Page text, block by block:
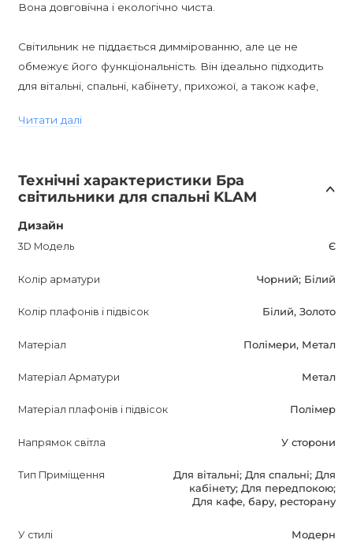
Вона довговічна і екологічно чиста.
Світильник не піддається диммірованню, але це не
обмежує його функціональність. Він ідеально підходить
для вітальні, спальні, кабінету, прихожої, а також кафе,
і стилю Модерн, він чудово виглядатиме в будь-якому
KLAM Бра постачається з включеними лампами, що
робить його повністю готовим до використання. Крім
того, продукт постачається з гарантією на 12 місяців, що
є помітною перевагою для покупця.
Цей настінний світильник KLAM Бра не лише принесе
інтер'єру. Він допоможе створити затишну і гармонійну
атмосферу в вашому домі або будь-якому іншому
заслуговує уваги і стане чудовим придбанням для всіх,
насолоджуйтесь прекрасним дизайном і
функціональністю цього світильника.
Читати далі
Технічні характеристики Бра
світильники для спальні KLAM
Дизайн
3D Модель Є
Колір арматури Чорний; Білий
Колір плафонів і підвісок Білий, Золото
Матеріал Полімери, Метал
Матеріал Арматури Метал
Матеріал плафонів і підвісок Полімер
Напрямок світла У сторони
Тип Приміщення
Для вітальні; Для спальні; Для
кабінету; Для передпокою;
Для кафе, бару, ресторану
У стилі Модерн